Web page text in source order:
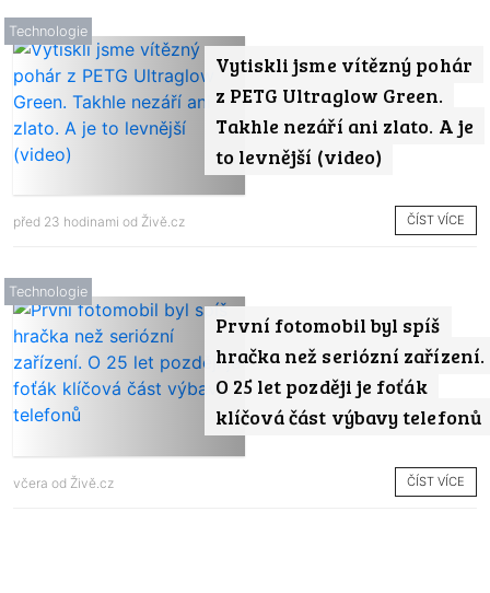
Vytiskli jsme vítězný pohár
z PETG Ultraglow Green.
Takhle nezáří ani zlato. A je
to levnější (video)
Technologie
před 23 hodinami od Živě.cz ČÍST VÍCE
První fotomobil byl spíš
hračka než seriózní zařízení.
O 25 let později je foťák
klíčová část výbavy telefonů
Technologie
včera od Živě.cz ČÍST VÍCE